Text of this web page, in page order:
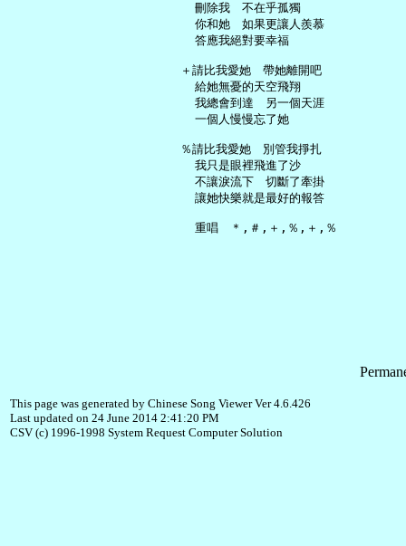
     刪除我　不在乎孤獨
     你和她　如果更讓人羨慕
     答應我絕對要幸福
   ＋請比我愛她　帶她離開吧
     給她無憂的天空飛翔
     我總會到達　另一個天涯
     一個人慢慢忘了她
   ％請比我愛她　別管我掙扎
     我只是眼裡飛進了沙
     不讓淚流下　切斷了牽掛
     讓她快樂就是最好的報答
This page was generated by Chinese Song Viewer Ver 4.6.426
Last updated on 24 June 2014 2:41:20 PM
CSV (c) 1996-1998 System Request Computer Solution